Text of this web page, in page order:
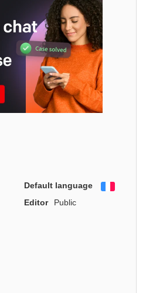
Default language
Editor
Public